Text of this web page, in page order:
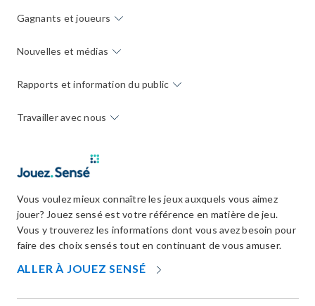
Gagnants et joueurs
Nouvelles et médias
Rapports et information du public
Travailler avec nous
Vous voulez mieux connaître les jeux auxquels vous aimez
jouer? Jouez sensé est votre référence en matière de jeu.
Vous y trouverez les informations dont vous avez besoin pour
faire des choix sensés tout en continuant de vous amuser.
ALLER À JOUEZ SENSÉ
NEW